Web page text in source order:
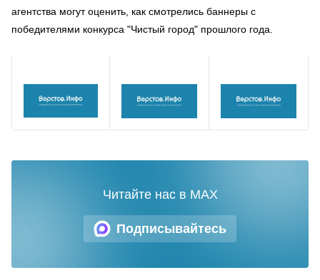
агентства могут оценить, как смотрелись баннеры с
победителями конкурса "Чистый город" прошлого года.
Подписывайтесь
Читайте нас в MAX